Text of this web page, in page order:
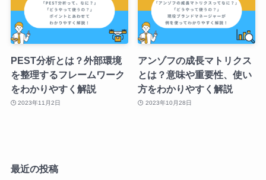
PEST分析とは？外部環境
を整理するフレームワーク
をわかりやすく解説
2023年11月2日
アンゾフの成長マトリクス
とは？意味や重要性、使い
方をわかりやすく解説
2023年10月28日
最近の投稿